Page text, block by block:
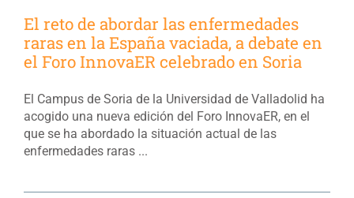
El reto de abordar las enfermedades
raras en la España vaciada, a debate en
el Foro InnovaER celebrado en Soria
El Campus de Soria de la Universidad de Valladolid ha
acogido una nueva edición del Foro InnovaER, en el
que se ha abordado la situación actual de las
enfermedades raras ...